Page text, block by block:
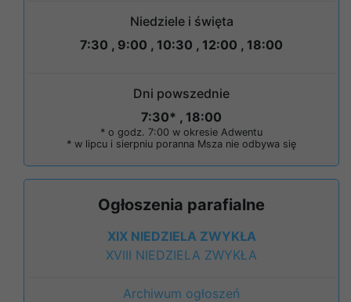
Niedziele i święta
7:30 , 9:00 , 10:30 , 12:00 , 18:00
Dni powszednie
7:30* , 18:00
* o godz. 7:00 w okresie Adwentu
* w lipcu i sierpniu poranna Msza nie odbywa się
Ogłoszenia parafialne
XIX NIEDZIELA ZWYKŁA
XVIII NIEDZIELA ZWYKŁA
Archiwum ogłoszeń